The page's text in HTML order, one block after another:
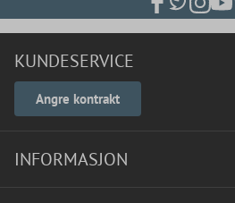
KUNDESERVICE
Angre kontrakt
INFORMASJON